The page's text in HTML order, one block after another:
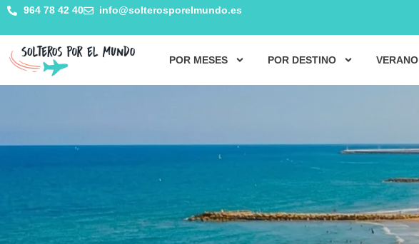
964 78 42 40 info@solterosporelmundo.es
POR MESES POR DESTINO VERANO